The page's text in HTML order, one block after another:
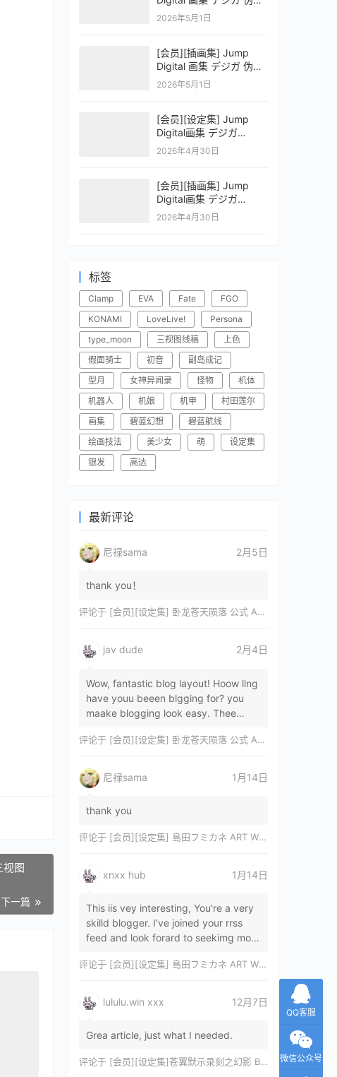
图
下一篇
ニセコイ 2
2026年5月1日
[会员][插画集] Jump
Digital 画集 デジガ 伪恋
ニセコイ 1
2026年5月1日
[会员][设定集] Jump
Digital画集 デジガ
CLAYMORE 2
2026年4月30日
[会员][插画集] Jump
Digital画集 デジガ
CLAYMORE 1
2026年4月30日
标签
Clamp EVA Fate
FGO
KONAMI
LoveLive!
Persona
type_moon
三视图线稿
上色
假面骑士
初音
副岛成记
型月
女神异闻录 怪物
机体
机器人
机娘 机甲
村田莲尔
画集
碧蓝幻想
碧蓝航线
绘画技法
美少女 萌
设定集
银发
高达
最新评论
尼禄sama 2月5日
thank you！
评论于 [会员][设定集] 卧龙苍天陨落 公式 ARTWORKS[DL]
jav dude 2月4日
Wow, fantastic blog layout! Hoow llng
have youu beeen blgging for? you
maake blogging look easy. Thee
magnificent, let…
评论于 [会员][设定集] 卧龙苍天陨落 公式 ARTWORKS[DL]
尼禄sama 1月14日
thank you
评论于 [会员][设定集] 島田フミカネ ART WORKS EXTRA Luminous Witches[DL]
xnxx hub 1月14日
This iis vey interesting, You're a very
skilld blogger. I've joined your rrss
feed and look forard to seekimg mor
评论于 [会员][设定集] 島田フミカネ ART WORKS EXTRA Luminous Witches[DL]
lululu.win xxx 12月7日
Grea article, just what I needed.
评论于 [会员][设定集]苍翼默示录刻之幻影 BLAZBLUE CHRONOPHANTASMA 公式設定資料集II
QQ客服
微信公众号